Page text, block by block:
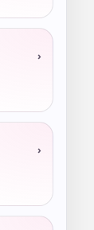
›
›